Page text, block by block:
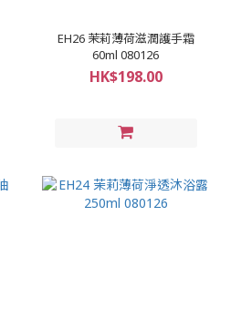
EH26 茉莉薄荷滋潤護手霜
60ml 080126
HK$198.00